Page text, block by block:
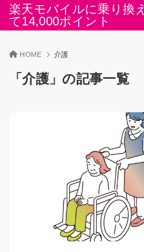
楽天モバイルに乗り換え
て14,000ポイント
HOME 介護
「介護」の記事一覧